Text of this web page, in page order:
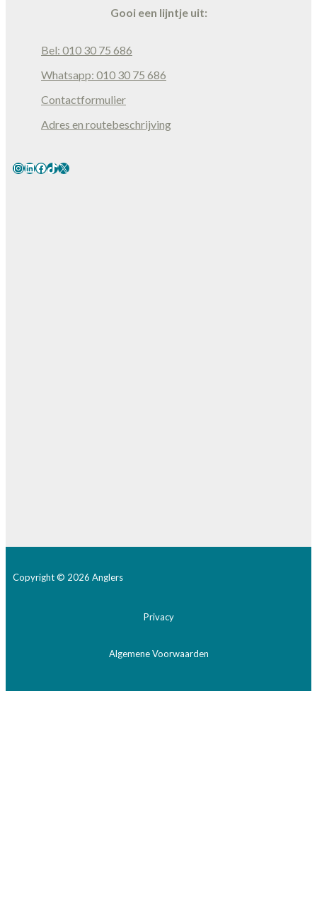
Gooi een lijntje uit:
Bel: 010 30 75 686
Whatsapp: 010 30 75 686
Contactformulier
Adres en routebeschrijving
Instagram
LinkedIn
Facebook
TikTok
X
Copyright © 2026 Anglers
Privacy
Algemene Voorwaarden